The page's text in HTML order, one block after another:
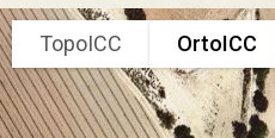
TopoICC OrtoICC